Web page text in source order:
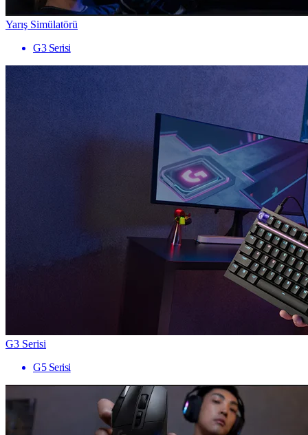
Yarış Simülatörü
G3 Serisi
G3 Serisi
G5 Serisi